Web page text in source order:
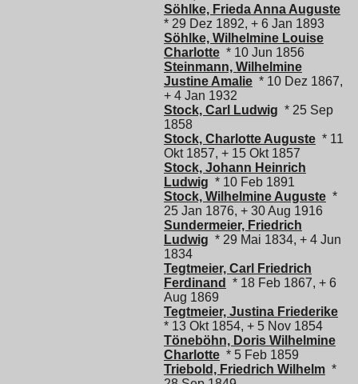
Söhlke, Frieda Anna Auguste
* 29 Dez 1892, + 6 Jan 1893
Söhlke, Wilhelmine Louise
Charlotte * 10 Jun 1856
Steinmann, Wilhelmine
Justine Amalie * 10 Dez 1867,
+ 4 Jan 1932
Stock, Carl Ludwig * 25 Sep
1858
Stock, Charlotte Auguste * 11
Okt 1857, + 15 Okt 1857
Stock, Johann Heinrich
Ludwig * 10 Feb 1891
Stock, Wilhelmine Auguste *
25 Jan 1876, + 30 Aug 1916
Sundermeier, Friedrich
Ludwig * 29 Mai 1834, + 4 Jun
1834
Tegtmeier, Carl Friedrich
Ferdinand
* 18 Feb 1867, + 6
Aug 1869
Tegtmeier, Justina Friederike
* 13 Okt 1854, + 5 Nov 1854
Töneböhn, Doris Wilhelmine
Charlotte * 5 Feb 1859
Triebold, Friedrich Wilhelm *